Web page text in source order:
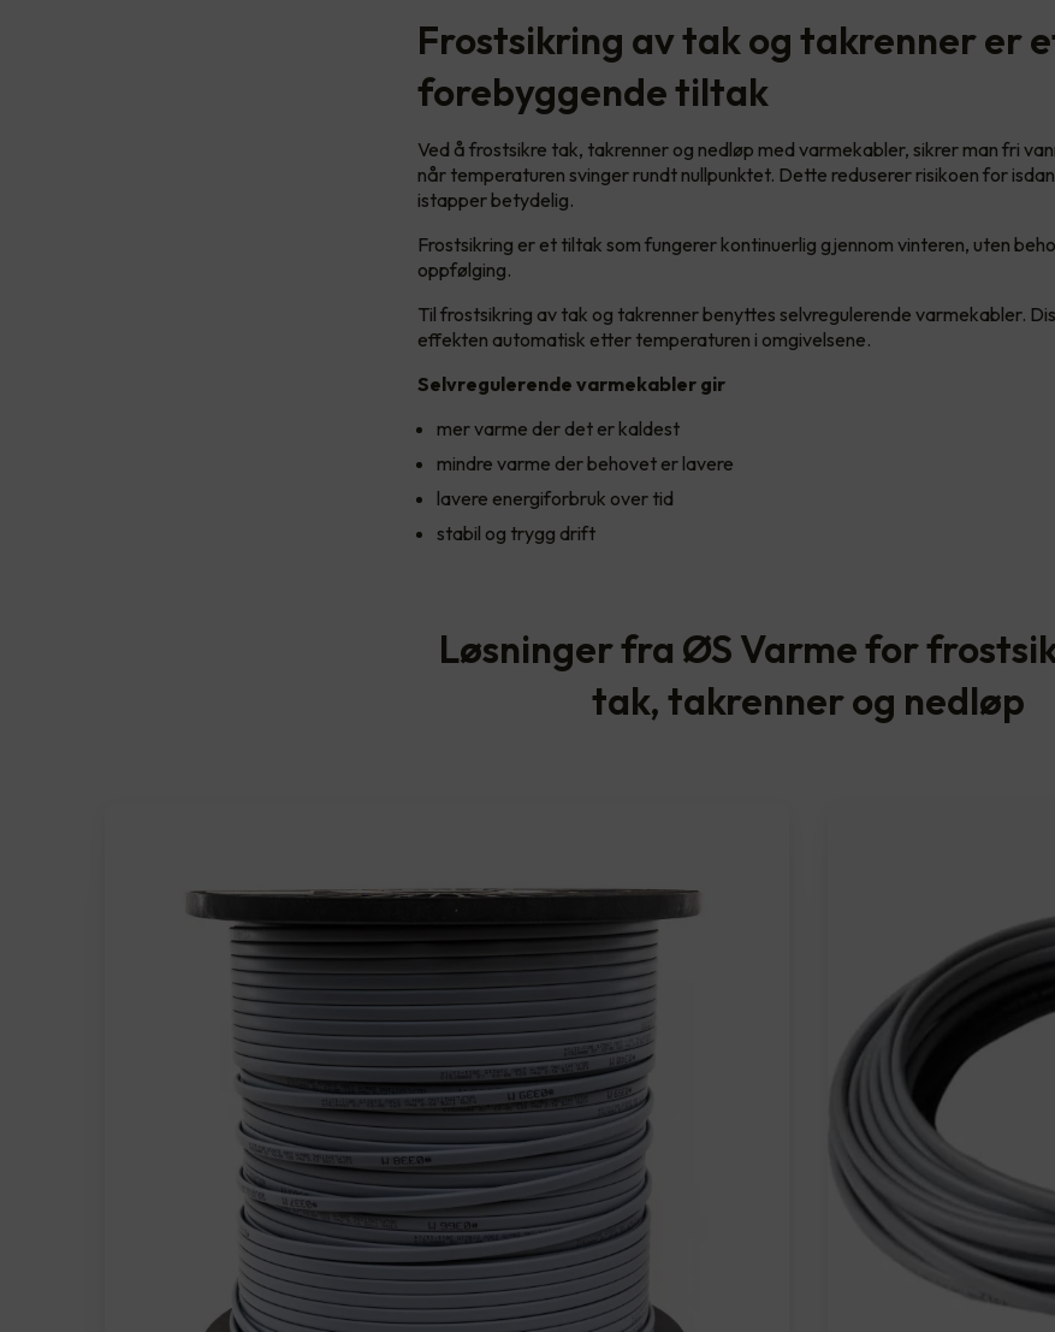
Frostsikring av tak og takrenner er
forebyggende tiltak
Ved å frostsikre tak, takrenner og nedløp med varmekabler, sikrer man fri
når temperaturen svinger rundt nullpunktet. Dette reduserer risikoen for
istapper betydelig.
Frostsikring er et tiltak som fungerer kontinuerlig gjennom vinteren, uten
oppfølging.
Til frostsikring av tak og takrenner benyttes selvregulerende varmekabler.
effekten automatisk etter temperaturen i omgivelsene.
Selvregulerende varmekabler gir
mer varme der det er kaldest
mindre varme der behovet er lavere
lavere energiforbruk over tid
stabil og trygg drift
Løsninger fra ØS Varme for
tak, takrenner og nedløp